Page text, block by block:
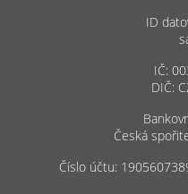
ID
IČ:
DIČ:
Česká
Číslo účtu: